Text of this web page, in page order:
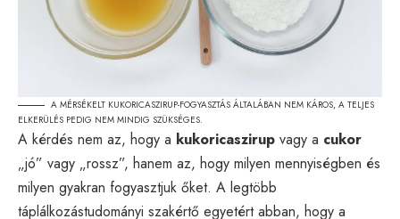
A MÉRSÉKELT KUKORICASZIRUP-FOGYASZTÁS ÁLTALÁBAN NEM KÁROS, A TELJES
ELKERÜLÉS PEDIG NEM MINDIG SZÜKSÉGES.
A kérdés nem az, hogy a kukoricaszirup vagy a cukor
„jó” vagy „rossz”, hanem az, hogy milyen mennyiségben és
milyen gyakran fogyasztjuk őket. A legtöbb
táplálkozástudományi szakértő egyetért abban, hogy a